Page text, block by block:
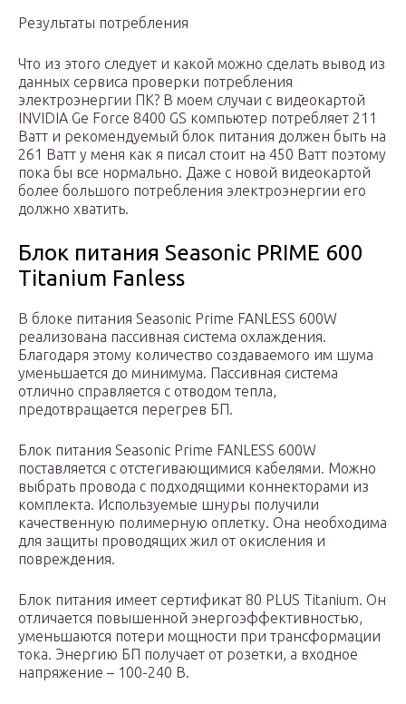
Результаты потребления
Что из этого следует и какой можно сделать вывод из
данных сервиса проверки потребления
электроэнергии ПК? В моем случаи с видеокартой
INVIDIA Ge Force 8400 GS компьютер потребляет 211
Ватт и рекомендуемый блок питания должен быть на
261 Ватт у меня как я писал стоит на 450 Ватт поэтому
пока бы все нормально. Даже с новой видеокартой
более большого потребления электроэнергии его
должно хватить.
Блок питания Seasonic PRIME 600
Titanium Fanless
В блоке питания Seasonic Prime FANLESS 600W
реализована пассивная система охлаждения.
Благодаря этому количество создаваемого им шума
уменьшается до минимума. Пассивная система
отлично справляется с отводом тепла,
предотвращается перегрев БП.
Блок питания Seasonic Prime FANLESS 600W
поставляется с отстегивающимися кабелями. Можно
выбрать провода с подходящими коннекторами из
комплекта. Используемые шнуры получили
качественную полимерную оплетку. Она необходима
для защиты проводящих жил от окисления и
повреждения.
Блок питания имеет сертификат 80 PLUS Titanium. Он
отличается повышенной энергоэффективностью,
уменьшаются потери мощности при трансформации
тока. Энергию БП получает от розетки, а входное
напряжение – 100-240 В.